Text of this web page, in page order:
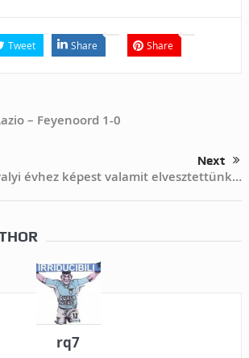
Tweet Share Share
– Feyenoord 1-0
Next
évhez képest valamit elvesztettünk…
rq7